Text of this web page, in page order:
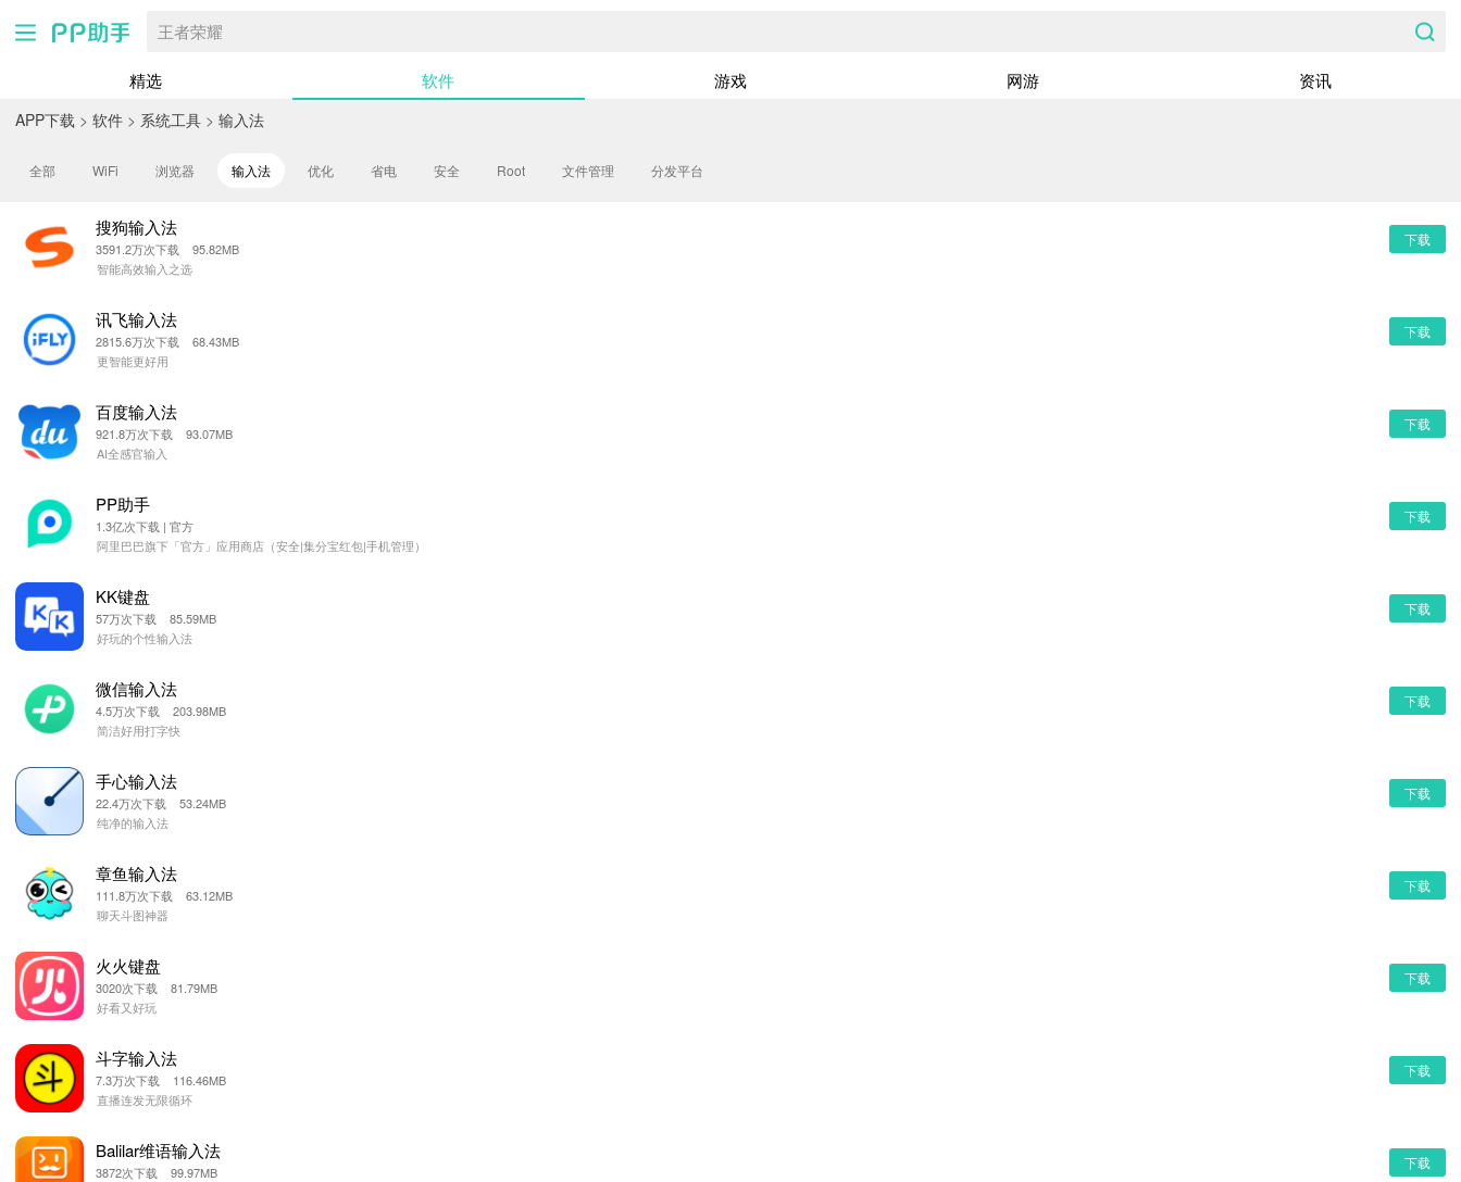
王者荣耀
精选 软件 游戏 网游 资讯
APP下载 > 软件 > 系统工具 > 输入法
全部 WiFi 浏览器 输入法 优化 省电 安全 Root 文件管理 分发平台
搜狗输入法
3591.2万次下载 95.82MB
智能高效输入之选
下载
讯飞输入法
2815.6万次下载 68.43MB
更智能更好用
下载
百度输入法
921.8万次下载 93.07MB
AI全感官输入
下载
PP助手
1.3亿次下载 | 官方
阿里巴巴旗下「官方」应用商店（安全|集分宝红包|手机管理）
下载
KK键盘
57万次下载 85.59MB
好玩的个性输入法
下载
微信输入法
4.5万次下载 203.98MB
简洁好用打字快
下载
手心输入法
22.4万次下载 53.24MB
纯净的输入法
下载
章鱼输入法
111.8万次下载 63.12MB
聊天斗图神器
下载
火火键盘
3020次下载 81.79MB
好看又好玩
下载
斗字输入法
7.3万次下载 116.46MB
直播连发无限循环
下载
Balilar维语输入法
3872次下载 99.97MB
下载